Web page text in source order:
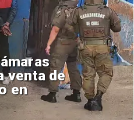
venta de
en